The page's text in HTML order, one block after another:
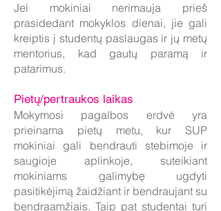
Jei mokiniai nerimauja prieš
prasidedant mokyklos dienai, jie gali
kreiptis į studentų paslaugas ir jų metų
mentorius, kad gautų paramą ir
patarimus.
Pietų/pertraukos laikas
Mokymosi pagalbos erdvė yra
prieinama pietų metu, kur SUP
mokiniai gali bendrauti stebimoje ir
saugioje aplinkoje, suteikiant
mokiniams galimybę ugdyti
pasitikėjimą žaidžiant ir bendraujant su
bendraamžiais. Taip pat studentai turi